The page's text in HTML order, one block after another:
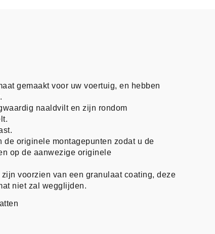
gemaakt voor uw voertuig, en hebben
naaldvilt en zijn rondom
originele montagepunten zodat u de
op de aanwezige originele
voorzien van een granulaat coating, deze
niet zal wegglijden.